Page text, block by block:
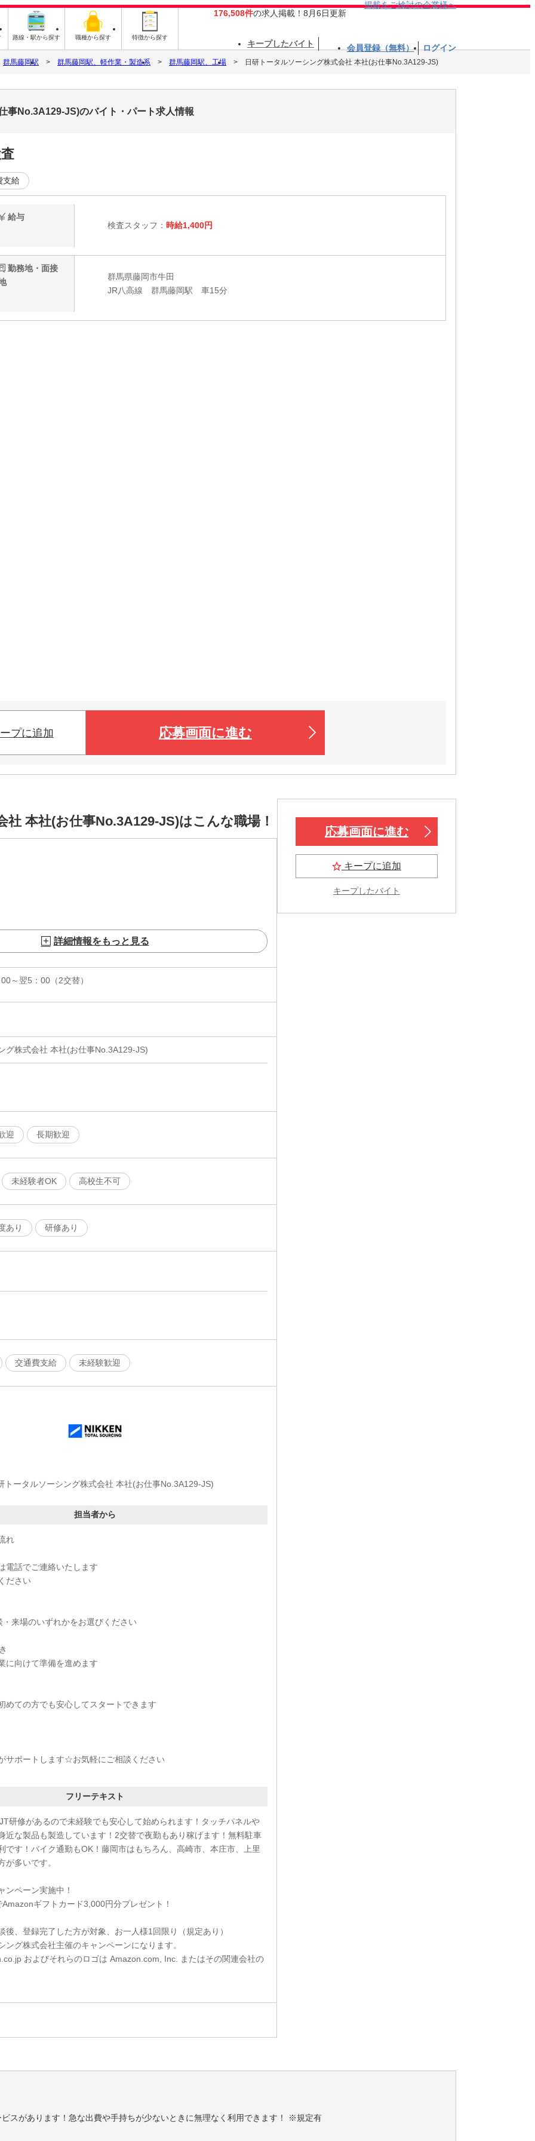
路線・駅から探す 職種から探す 特徴から探す
176,508件の求人掲載！8月6日更新
掲載をご検討の企業様へ
キープしたバイト 会員登録（無料） ログイン
群馬藤岡駅 群馬藤岡駅、軽作業・製造系 群馬藤岡駅、工場 日研トータルソーシング株式会社 本社(お仕事No.3A129-JS)
事No.3A129-JS)のバイト・パート求人情報
支給
給与
検査スタッフ： 時給1,400円
勤務地・面接
群馬県藤岡市牛田
JR八高線 群馬藤岡駅 車15分
プに追加 応募画面に進む
本社(お仕事No.3A129-JS)はこんな職場！
詳細情報をもっと見る
～翌5：00（2交替）
グ株式会社 本社(お仕事No.3A129-JS)
迎 長期歓迎
未経験者OK 高校生不可
あり 研修あり
交通費支給 未経験歓迎
トータルソーシング株式会社 本社(お仕事No.3A129-JS)
担当者から
れ
電話でご連絡いたします
ださい
来場のいずれかをお選びください
に向けて準備を進めます
めての方でも安心してスタートできます
サポートします☆お気軽にご相談ください
フリーテキスト
研修があるので未経験でも安心して始められます！タッチパネルや
近な製品も製造しています！2交替で夜勤もあり稼げます！無料駐車
です！バイク通勤もOK！藤岡市はもちろん、高崎市、本庄市、上里
が多いです。
ペーン実施中！
ギフトカード3,000円分プレゼント！
、登録完了した方が対象、お一人様1回限り（規定あり）
グ株式会社主催のキャンペーンになります。
およびそれらのロゴは Amazon.com, Inc. またはその関連会社の
応募画面に進む
キープに追加
キープしたバイト
スがあります！急な出費や手持ちが少ないときに無理なく利用できます！ ※規定有